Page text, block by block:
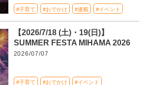
#子育て #おでかけ #連載 #イベント
【2026/7/18 (土)・19(日)】
SUMMER FESTA MIHAMA 2026
2026/07/07
#子育て #おでかけ #イベント